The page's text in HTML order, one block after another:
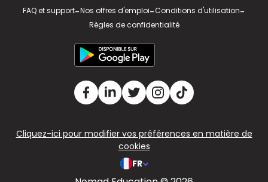
FAQ et support-Nos offres d'emploi-Conditions d'utilisation-
Règles de confidentialité
Cliquez-ici pour modifier vos préférences en matière de
cookies
FR